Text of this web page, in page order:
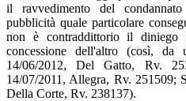
il ravvedimento del
pubblicità quale particolare
non è contraddittorio il
concessione dell'altro (così,
14/06/2012, Del Gatto, Rv.
14/07/2011, Allegra, Rv. 251509;
Della Corte, Rv. 238137).